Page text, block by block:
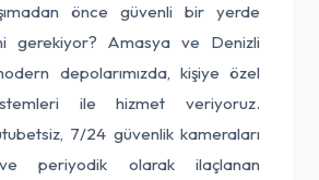
önce güvenli bir yerde
gerekiyor? Amasya ve Denizli
depolarımızda, kişiye özel
ile hizmet veriyoruz.
7/24 güvenlik kameraları
periyodik olarak ilaçlanan